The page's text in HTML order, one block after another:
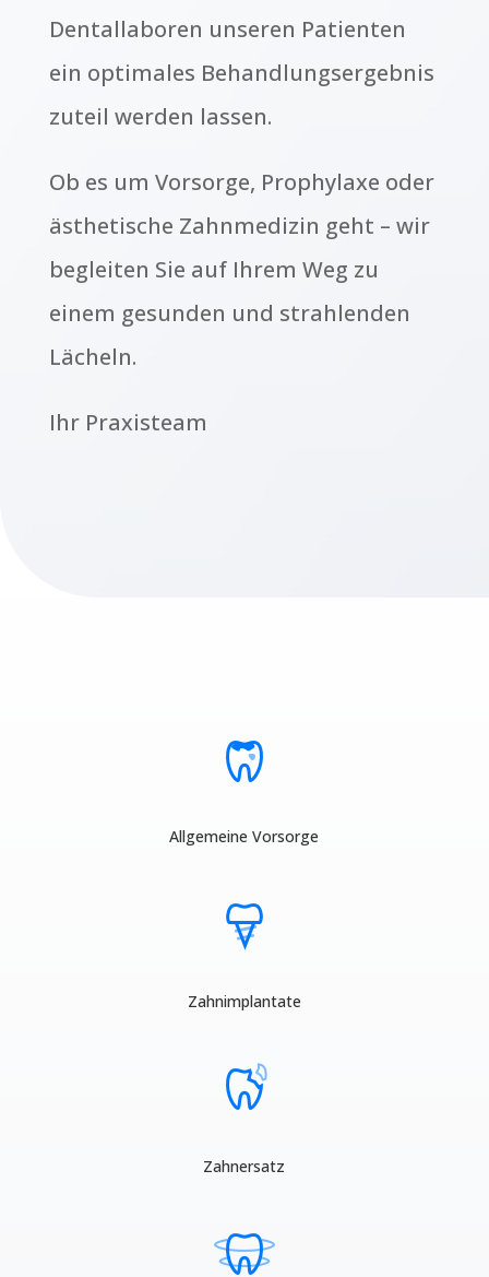
Dentallaboren unseren Patienten
ein optimales Behandlungsergebnis
zuteil werden lassen.
Ob es um Vorsorge, Prophylaxe oder
ästhetische Zahnmedizin geht – wir
begleiten Sie auf Ihrem Weg zu
einem gesunden und strahlenden
Lächeln.
Ihr Praxisteam
Allgemeine Vorsorge
Zahnimplantate
Zahnersatz